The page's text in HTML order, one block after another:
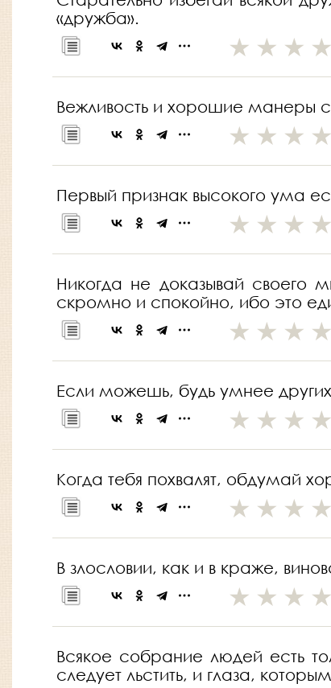
«дружба».
Вежливость и хорошие манеры
Первый признак высокого ума
Никогда не доказывай
скромно и спокойно, ибо это
Если можешь, будь умнее
Когда тебя похвалят, обдумай
В злословии, как и в краже,
Всякое собрание людей есть
следует льстить, и глаза,